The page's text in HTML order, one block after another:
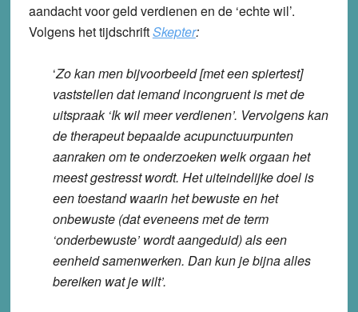
aandacht voor geld verdienen en de ‘echte wil’.
Volgens het tijdschriftSkepter:
‘Zo kan men bijvoorbeeld [met een spiertest]
vaststellen dat iemand incongruent is met de
uitspraak ‘Ik wil meer verdienen’. Vervolgens kan
de therapeut bepaalde acupunctuurpunten
aanraken om te onderzoeken welk orgaan het
meest gestresst wordt. Het uiteindelijke doel is
een toestand waarin het bewuste en het
onbewuste (dat eveneens met de term
‘onderbewuste’ wordt aangeduid) als een
eenheid samenwerken. Dan kun je bijna alles
bereiken wat je wilt’.